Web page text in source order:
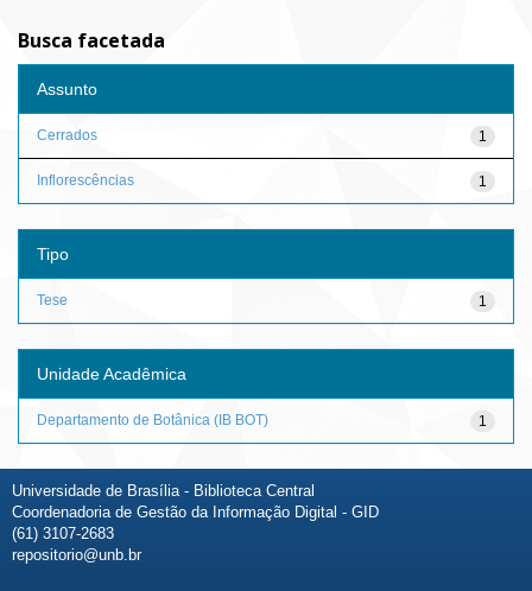
Busca facetada
Assunto
1
Cerrados
1
Inflorescências
Tipo
1
Tese
Unidade Acadêmica
1
Departamento de Botânica (IB BOT)
Universidade de Brasília - Biblioteca Central
Coordenadoria de Gestão da Informação Digital - GID
(61) 3107-2683
repositorio@unb.br